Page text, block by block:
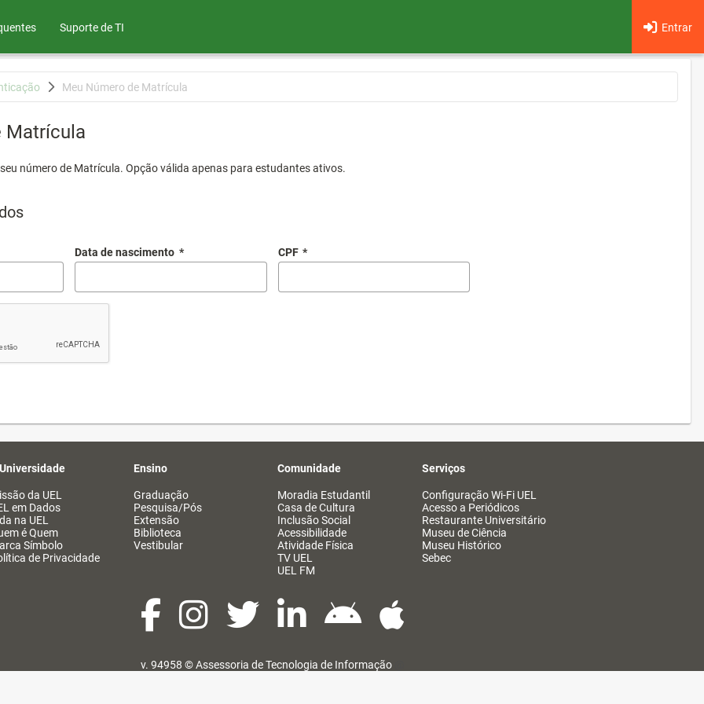
Entrar
Suporte de TI
Meu Número de Matrícula
Matrícula
número de Matrícula. Opção válida apenas para estudantes ativos.
Data de nascimento * CPF *
da UEL
em Dados
na UEL
é Quem
Símbolo
de Privacidade
Ensino
Graduação
Pesquisa/Pós
Extensão
Biblioteca
Vestibular
Comunidade
Moradia Estudantil
Casa de Cultura
Inclusão Social
Acessibilidade
Atividade Física
TV UEL
UEL FM
Serviços
Configuração Wi-Fi UEL
Acesso a Periódicos
Restaurante Universitário
Museu de Ciência
Museu Histórico
Sebec
v. 94958 ©Assessoria de Tecnologia de Informação